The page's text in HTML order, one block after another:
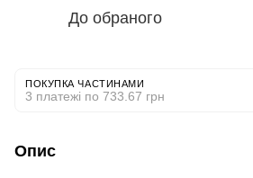
До обраного
ПОКУПКА ЧАСТИНАМИ
3 платежі по 733.67 грн
Опис